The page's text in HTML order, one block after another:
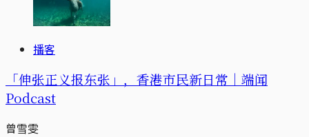
播客
「伸张正义报东张」，香港市民新日常｜端闻
Podcast
曾雪雯